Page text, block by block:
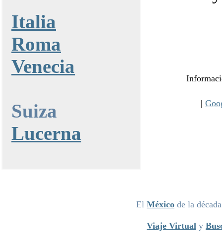
Italia
Roma
Venecia
Suiza
Lucerna
|
El México de la
Viaje Virtual y